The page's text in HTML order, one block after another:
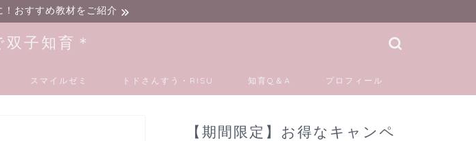
！おすすめ教材をご紹介
双子知育＊
スマイルゼミ トドさんすう・RISU 知育Q＆A プロフィール
【期間限定】お得なキャンペ